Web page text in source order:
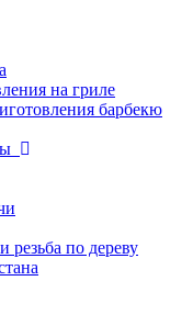
на гриле
барбекю
резьба по дереву